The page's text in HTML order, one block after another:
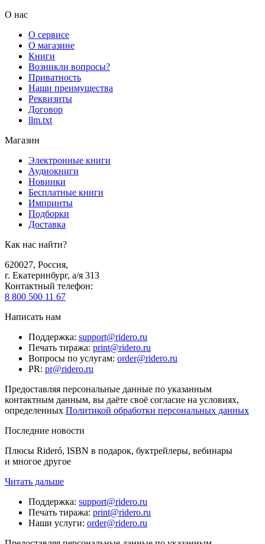
О нас
О сервисе
О магазине
Книги
Возникли вопросы?
Приватность
Наши преимущества
Реквизиты
Договор
llm.txt
Магазин
Электронные книги
Аудиокниги
Новинки
Бесплатные книги
Импринты
Подборки
Доставка
Как нас найти?
620027, Россия,
г. Екатеринбург, а/я 313
Контактный телефон:
8 800 500 11 67
Написать нам
Поддержка: support@ridero.ru
Печать тиража: print@ridero.ru
Вопросы по услугам: order@ridero.ru
PR: pr@ridero.ru
Предоставляя персональные данные по указанным
контактным данным, вы даёте своё согласие на условиях,
определенных Политикой обработки персональных данных
Последние новости
Плюсы Rideró, ISBN в подарок, буктрейлеры, вебинары
и многое другое
Читать дальше
Поддержка: support@ridero.ru
Печать тиража: print@ridero.ru
Наши услуги: order@ridero.ru